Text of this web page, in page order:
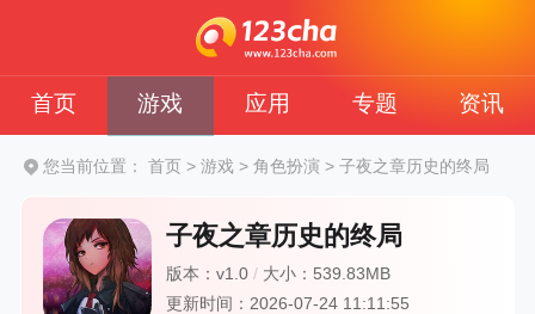
首页 游戏 应用 专题 资讯
您当前位置： 首页 > 游戏 > 角色扮演 >子夜之章历史的终局
子夜之章历史的终局
版本：v1.0/ 大小：539.83MB
更新时间：2026-07-24 11:11:55